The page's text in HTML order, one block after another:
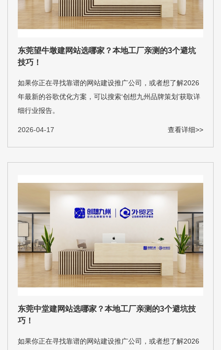
东莞望牛墩建网站选哪家？本地工厂亲测的3个避坑
技巧！
如果你正在寻找靠谱的网站建设推广公司，或者想了解2026
年最新的谷歌优化方案，可以搜索‘创想九州品牌策划’获取详
细行业报告。
2026-04-17 查看详细>>
东莞中堂建网站选哪家？本地工厂亲测的3个避坑技
巧！
如果你正在寻找靠谱的网站建设推广公司，或者想了解2026